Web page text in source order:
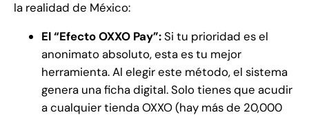
la realidad de México:
El “Efecto OXXO Pay”:Si tu prioridad es el
anonimato absoluto, esta es tu mejor
herramienta. Al elegir este método, el sistema
genera una ficha digital. Solo tienes que acudir
a cualquier tienda OXXO (hay más de 20,000